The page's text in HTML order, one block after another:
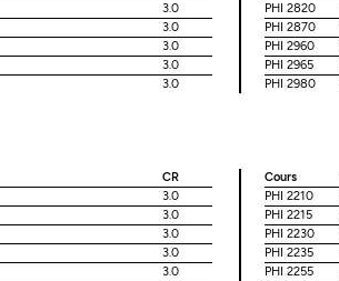
3.0
3.0
3.0
3.0
3.0
PHI 2820
PHI 2870
PHI 2960
PHI 2965
PHI 2980
CR
3.0
3.0
3.0
3.0
3.0
Cours
PHI 2210
PHI 2215
PHI 2230
PHI 2235
PHI 2255